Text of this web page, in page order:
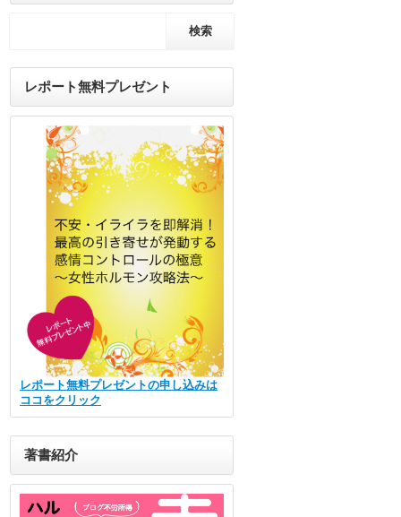
レポート無料プレゼント
レポート無料プレゼントの申し込みは
ココをクリック
著書紹介